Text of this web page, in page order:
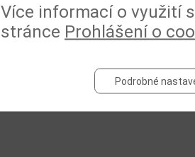
Více informací o využití
stránce Prohlášení o
Podrobné